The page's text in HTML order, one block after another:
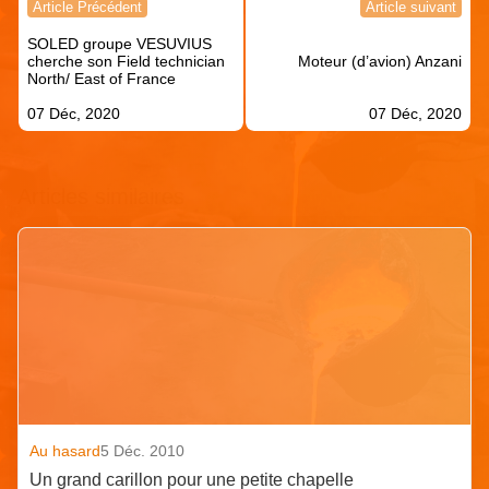
l’article
Article Précédent
SOLED groupe VESUVIUS
cherche son Field technician
North/ East of France
07 Déc, 2020
Article suivant
Moteur (d’avion) Anzani
07 Déc, 2020
Au hasard5 Déc. 2010
Un grand carillon pour une petite chapelle